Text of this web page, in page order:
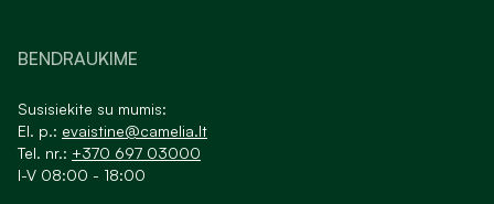
BENDRAUKIME
Susisiekite su mumis:
El. p.: evaistine@camelia.lt
Tel. nr.: +370 697 03000
I-V 08:00 - 18:00